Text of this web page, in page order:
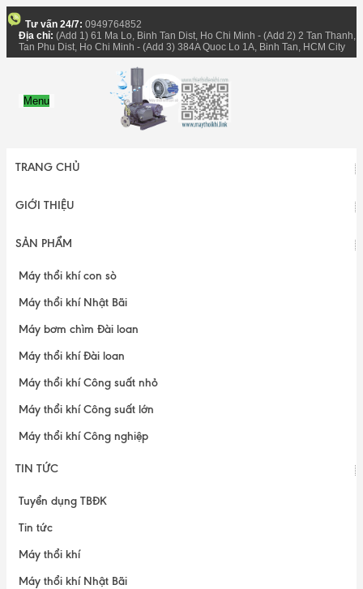
Tư vấn 24/7: 0949764852
Địa chỉ: (Add 1) 61 Ma Lo, Binh Tan Dist, Ho Chi Minh - (Add 2) 2 Tan Thanh,
Tan Phu Dist, Ho Chi Minh - (Add 3) 384A Quoc Lo 1A, Binh Tan, HCM City
Menu
TRANG CHỦ
GIỚI THIỆU
SẢN PHẨM
Máy thổi khí con sò
Máy thổi khí Nhật Bãi
Máy bơm chìm Đài loan
Máy thổi khí Đài loan
Máy thổi khí Công suất nhỏ
Máy thổi khí Công suất lớn
Máy thổi khí Công nghiệp
TIN TỨC
Tuyển dụng TBĐK
Tin tức
Máy thổi khí
Máy thổi khí Nhật Bãi